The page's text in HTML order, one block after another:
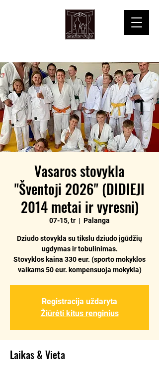
Vasaros stovykla
"Šventoji 2026" (DIDIEJI
2014 metai ir vyresni)
07-15, tr
  |
Palanga
Dziudo stovykla su tikslu dziudo įgūdžių
ugdymas ir tobulinimas.
Stovyklos kaina 330 eur. (sporto mokyklos
vaikams 50 eur. kompensuoja mokykla)
Registracija uždaryta
Žiūrėti kitus renginius
Laikas & Vieta